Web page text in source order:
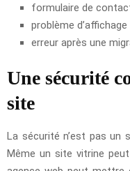
formulaire de
problème
erreur après une
Une sécurité
site
La sécurité n’est pas un
Même un site vitrine